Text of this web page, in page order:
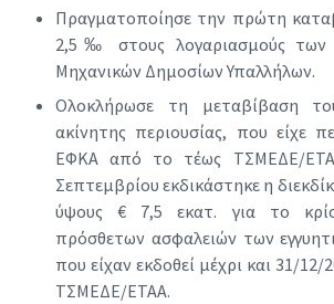
Πραγματοποίησε την πρώτη
2,5‰ στους λογαριασμούς των
Μηχανικών Δημοσίων Υπαλλήλων.
Ολοκλήρωσε τη μεταβίβαση
ακίνητης περιουσίας, που είχε
ΕΦΚΑ από το τέως ΤΣΜΕΔΕ/
Σεπτεμβρίου εκδικάστηκε η
ύψους € 7,5 εκατ. για το
πρόσθετων ασφαλειών των
που είχαν εκδοθεί μέχρι και 31/
ΤΣΜΕΔΕ/ΕΤΑΑ.